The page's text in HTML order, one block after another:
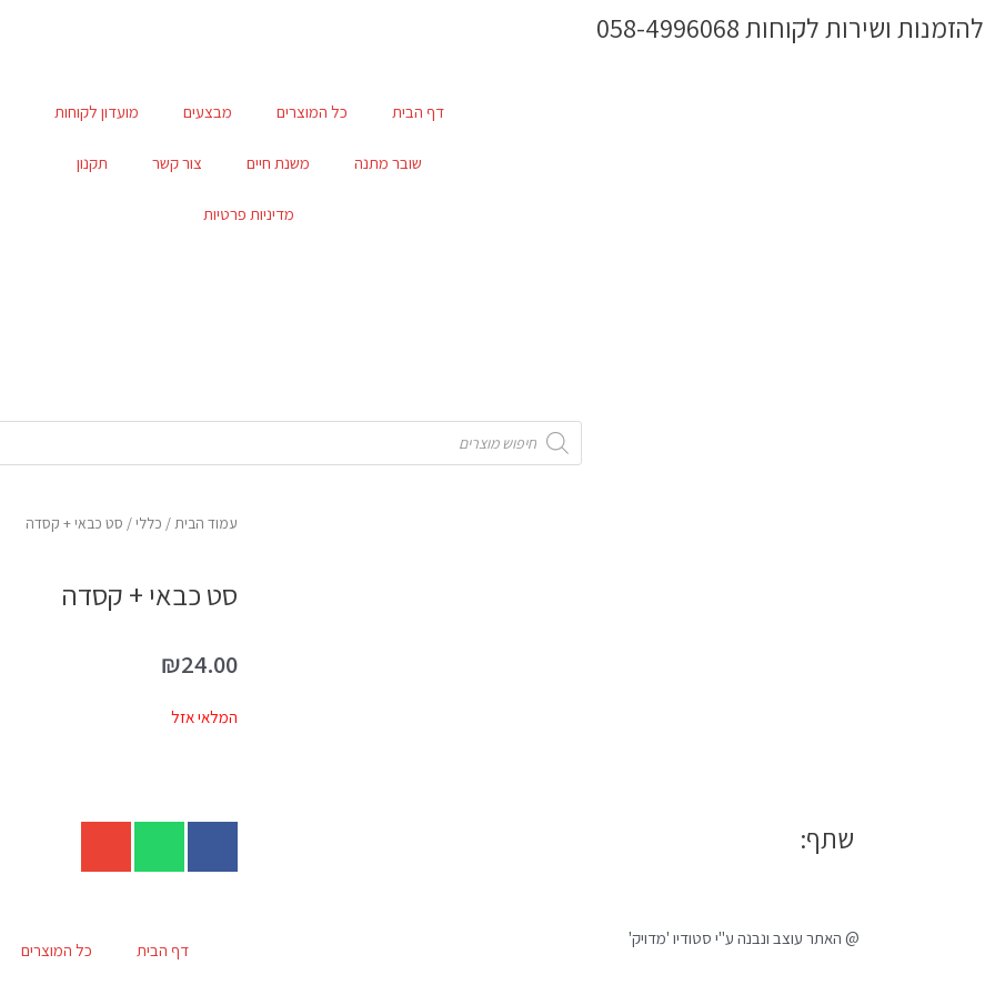
לתוכןלהזמנות ושירות לקוחות 058-4996068
דף הבית כל המוצרים מבצעים מועדון לקוחות
שובר מתנה משנת חיים צור קשר תקנון
מדיניות פרטיות
Products
search
עמוד הבית/ כללי/ סט כבאי + קסדה
סט כבאי + קסדה
₪24.00
המלאי אזל
שתף:
@ האתר עוצב ונבנה ע"י סטודיו 'מדויק'
דף הבית כל המוצרים